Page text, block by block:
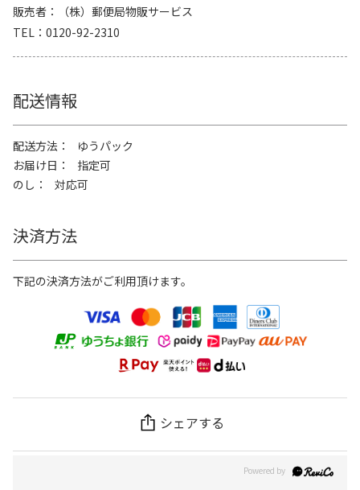
販売者
（株）郵便局物販サービス
TEL
0120-92-2310
配送情報
配送方法
ゆうパック
お届け日
指定可
のし
対応可
決済方法
下記の決済方法がご利用頂けます。
シェアする